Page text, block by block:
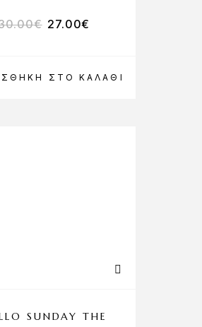
ΣΤΟ ΚΑΛΆΘΙ
€ 27.00€
SUNDAY THE